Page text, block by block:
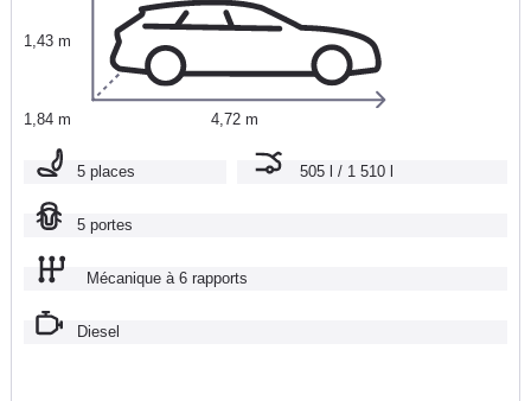
1,43 m
1,84 m 4,72 m
5 places 505 l / 1 510 l
5 portes
Mécanique à 6 rapports
Diesel